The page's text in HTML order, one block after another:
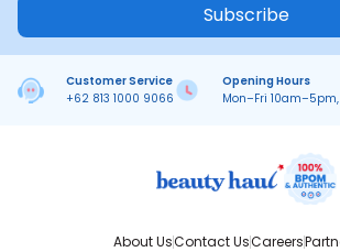
Subscribe
Customer Service
+62 813 1000 9066
Opening Hours
Mon–Fri
About UsContact UsCareers